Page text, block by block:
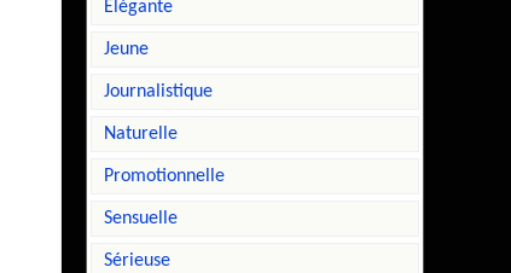
elégante
jeune
journalistique
naturelle
promotionnelle
sensuelle
sérieuse